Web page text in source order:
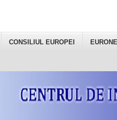
CONSILIUL EUROPEI